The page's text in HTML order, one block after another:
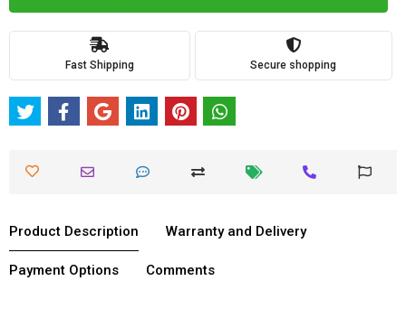
Fast Shipping Secure shopping
Product Description Warranty and Delivery
Payment Options Comments